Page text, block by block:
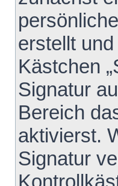
erstellt
Kästchen
Signatur
Bereich
aktivierst.
Signatur